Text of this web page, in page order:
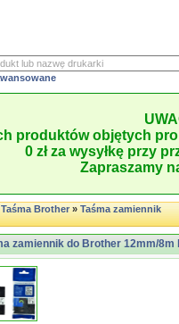
produktów objętych
0 zł za wysyłkę przy
Zapraszamy
Taśma Brother»Taśma zamiennik
zamiennik do Brother 12mm/8m